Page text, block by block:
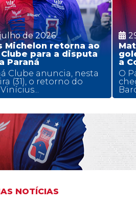
de 2026
Michelon retorna ao
Clube para a disputa
Paraná
Clube anuncia, nesta
(31), o retorno do
a
O
NOTÍCIAS